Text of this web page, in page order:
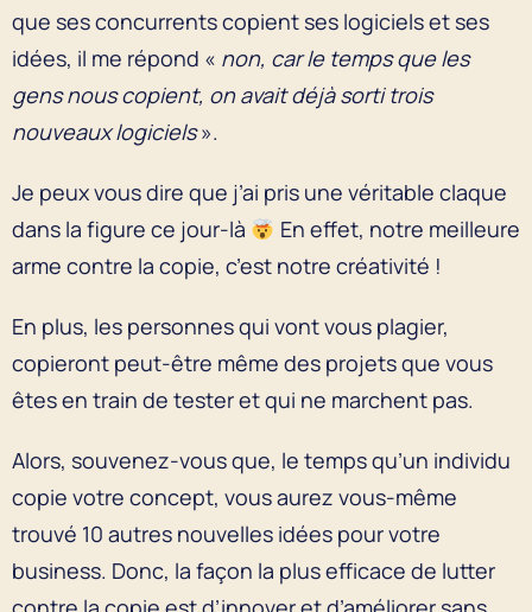
que ses concurrents copient ses logiciels et ses
idées, il me répond « non, car le temps que les
gens nous copient, on avait déjà sorti trois
nouveaux logiciels».
Je peux vous dire que j’ai pris une véritable claque
dans la figure ce jour-là
En effet, notre meilleure
arme contre la copie, c’est notre créativité !
En plus, les personnes qui vont vous plagier,
copieront peut-être même des projets que vous
êtes en train de tester et qui ne marchent pas.
Alors, souvenez-vous que, le temps qu’un individu
copie votre concept, vous aurez vous-même
trouvé 10 autres nouvelles idées pour votre
business. Donc, la façon la plus efficace de lutter